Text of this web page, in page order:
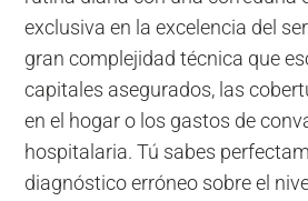
exclusiva en la excelencia del
gran complejidad técnica que
capitales asegurados, las
en el hogar o los gastos de
hospitalaria. Tú sabes
diagnóstico erróneo sobre el